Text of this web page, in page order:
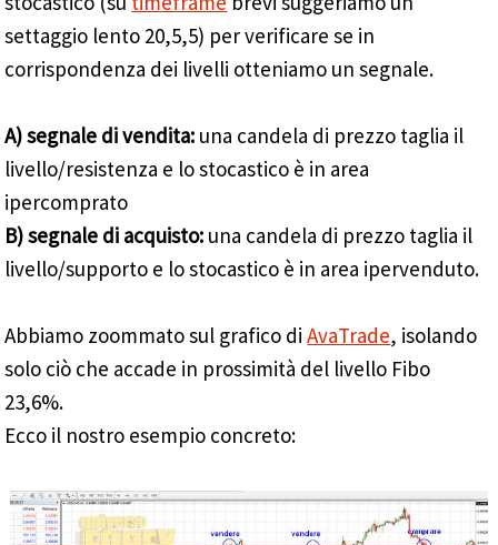
settaggio lento 20,5,5) per verificare se in
corrispondenza dei livelli otteniamo un segnale.
A) segnale di vendita: una candela di prezzo taglia il
livello/resistenza e lo stocastico è in area
ipercomprato
B) segnale di acquisto: una candela di prezzo taglia il
livello/supporto e lo stocastico è in area ipervenduto.
Abbiamo zoommato sul grafico diAvaTrade, isolando
solo ciò che accade in prossimità del livello Fibo
23,6%.
Ecco il nostro esempio concreto: